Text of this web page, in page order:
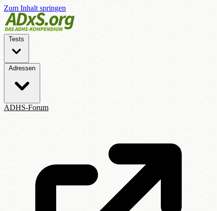
Zum Inhalt springen
Tests
Adressen
ADHS-Forum